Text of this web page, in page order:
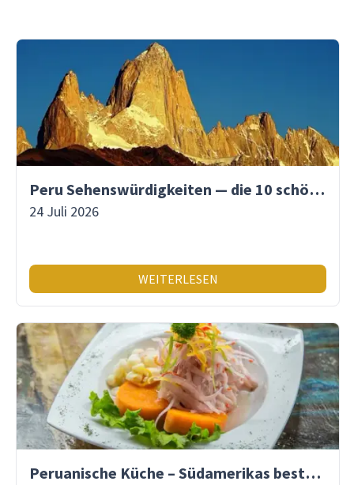
Peru Sehenswürdigkeiten — die 10 schönsten Orte
24 Juli 2026
WEITERLESEN
Peruanische Küche – Südamerikas beste Gastronomie